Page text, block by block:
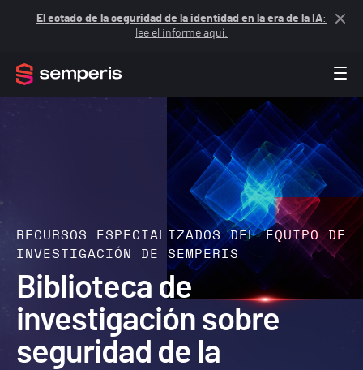
El estado de la seguridad de la identidad en la era de la IA:
lee el informe aquí.
RECURSOS ESPECIALIZADOS DEL EQUIPO DE
INVESTIGACIÓN DE SEMPERIS
Biblioteca de
investigación sobre
seguridad de la